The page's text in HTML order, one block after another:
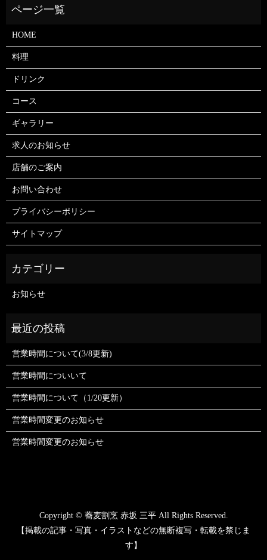
HOME
料理
ドリンク
コース
ギャラリー
求人のお知らせ
店舗のご案内
お問い合わせ
プライバシーポリシー
サイトマップ
お知らせ
営業時間について(3/8更新)
営業時間についいて
営業時間について（1/20更新）
営業時間変更のお知らせ
営業時間変更のお知らせ
Copyright © 蕎麦割烹 赤坂 三平 All Rights Reserved.
【掲載の記事・写真・イラストなどの無断複写・転載を禁じま
す】